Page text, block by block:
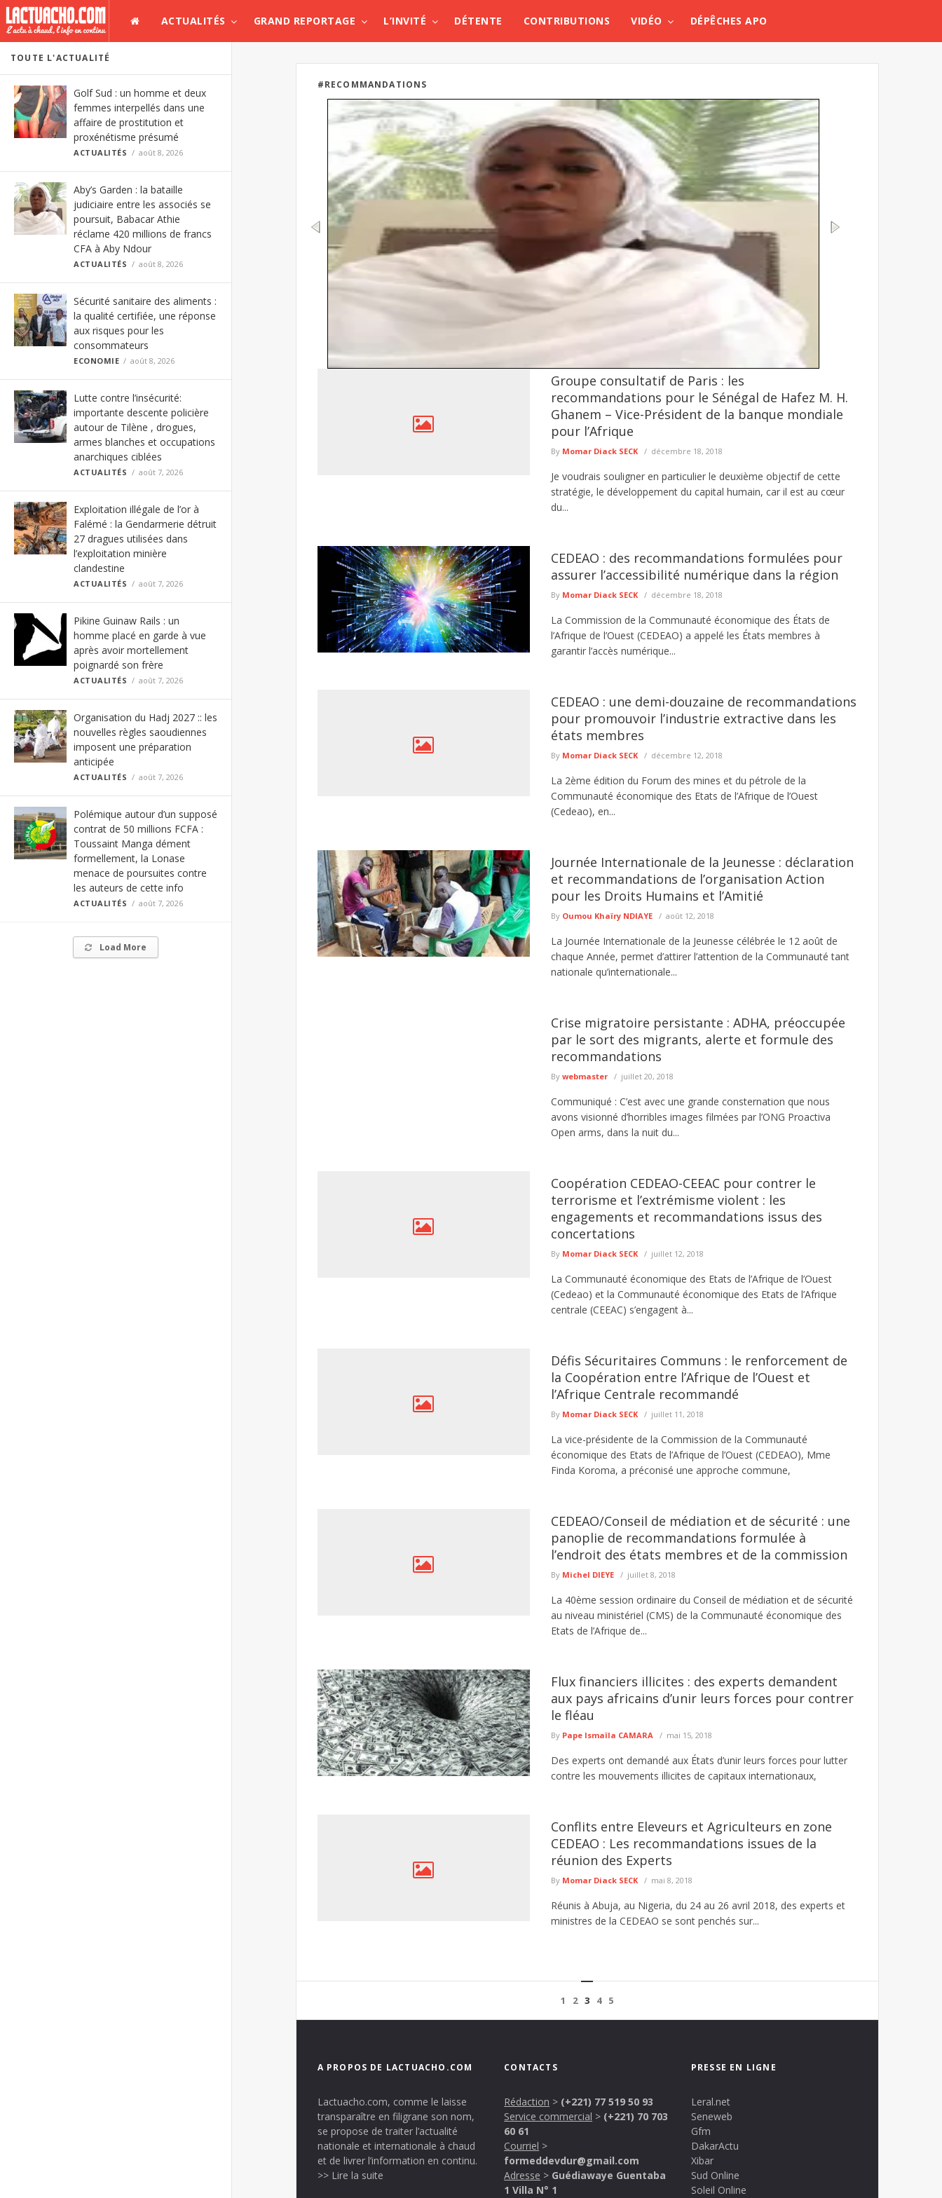
ACTUALITÉS GRAND REPORTAGE L’INVITÉ DÉTENTE CONTRIBUTIONS VIDÉO DÉPÊCHES APO
TOUTE L'ACTUALITÉ
Golf Sud : un homme et deux
femmes interpellés dans une
affaire de prostitution et
proxénétisme présumé
ACTUALITÉS août 8, 2026
Aby’s Garden : la bataille
judiciaire entre les associés se
poursuit, Babacar Athie
réclame 420 millions de francs
CFA à Aby Ndour
ACTUALITÉS août 8, 2026
Sécurité sanitaire des aliments :
la qualité certifiée, une réponse
aux risques pour les
consommateurs
ECONOMIE août 8, 2026
Lutte contre l’insécurité:
importante descente policière
autour de Tilène , drogues,
armes blanches et occupations
anarchiques ciblées
ACTUALITÉS août 7, 2026
Exploitation illégale de l’or à
Falémé : la Gendarmerie détruit
27 dragues utilisées dans
l’exploitation minière
clandestine
ACTUALITÉS août 7, 2026
Pikine Guinaw Rails : un
homme placé en garde à vue
après avoir mortellement
poignardé son frère
ACTUALITÉS août 7, 2026
Organisation du Hadj 2027 :: les
nouvelles règles saoudiennes
imposent une préparation
anticipée
ACTUALITÉS août 7, 2026
Polémique autour d’un supposé
contrat de 50 millions FCFA :
Toussaint Manga dément
formellement, la Lonase
menace de poursuites contre
les auteurs de cette info
ACTUALITÉS août 7, 2026
Load More
#RECOMMANDATIONS
Aby’s Garden : la bataille judiciaire entre les associés se poursuit, Babacar Athie réclame 420 millions
Le différend opposant Babacar Athie à la chanteuse Aby Ndour, autour de la gestion de la société Aby’s Garden, connaît ...
Groupe consultatif de Paris : les
recommandations pour le Sénégal de Hafez M. H.
Ghanem – Vice-Président de la banque mondiale
pour l’Afrique
By Momar Diack SECK décembre 18, 2018
Je voudrais souligner en particulier le deuxième objectif de cette
stratégie, le développement du capital humain, car il est au cœur
du...
CEDEAO : des recommandations formulées pour
assurer l’accessibilité numérique dans la région
By Momar Diack SECK décembre 18, 2018
La Commission de la Communauté économique des États de
l’Afrique de l’Ouest (CEDEAO) a appelé les États membres à
garantir l’accès numérique...
CEDEAO : une demi-douzaine de recommandations
pour promouvoir l’industrie extractive dans les
états membres
By Momar Diack SECK décembre 12, 2018
La 2ème édition du Forum des mines et du pétrole de la
Communauté économique des Etats de l’Afrique de l’Ouest
(Cedeao), en...
Journée Internationale de la Jeunesse : déclaration
et recommandations de l’organisation Action
pour les Droits Humains et l’Amitié
By Oumou Khaïry NDIAYE août 12, 2018
La Journée Internationale de la Jeunesse célébrée le 12 août de
chaque Année, permet d’attirer l’attention de la Communauté tant
nationale qu’internationale...
Crise migratoire persistante : ADHA, préoccupée
par le sort des migrants, alerte et formule des
recommandations
By webmaster juillet 20, 2018
Communiqué : C’est avec une grande consternation que nous
avons visionné d’horribles images filmées par l’ONG Proactiva
Open arms, dans la nuit du...
Coopération CEDEAO-CEEAC pour contrer le
terrorisme et l’extrémisme violent : les
engagements et recommandations issus des
concertations
By Momar Diack SECK juillet 12, 2018
La Communauté économique des Etats de l’Afrique de l’Ouest
(Cedeao) et la Communauté économique des Etats de l’Afrique
centrale (CEEAC) s’engagent à...
Défis Sécuritaires Communs : le renforcement de
la Coopération entre l’Afrique de l’Ouest et
l’Afrique Centrale recommandé
By Momar Diack SECK juillet 11, 2018
La vice-présidente de la Commission de la Communauté
économique des Etats de l’Afrique de l’Ouest (CEDEAO), Mme
Finda Koroma, a préconisé une approche commune,
CEDEAO/Conseil de médiation et de sécurité : une
panoplie de recommandations formulée à
l’endroit des états membres et de la commission
By Michel DIEYE juillet 8, 2018
La 40ème session ordinaire du Conseil de médiation et de sécurité
au niveau ministériel (CMS) de la Communauté économique des
Etats de l’Afrique de...
Flux financiers illicites : des experts demandent
aux pays africains d’unir leurs forces pour contrer
le fléau
By Pape Ismaïla CAMARA mai 15, 2018
Des experts ont demandé aux États d’unir leurs forces pour lutter
contre les mouvements illicites de capitaux internationaux,
Conflits entre Eleveurs et Agriculteurs en zone
CEDEAO : Les recommandations issues de la
réunion des Experts
By Momar Diack SECK mai 8, 2018
Réunis à Abuja, au Nigeria, du 24 au 26 avril 2018, des experts et
ministres de la CEDEAO se sont penchés sur...
1 2 3 4 5
A PROPOS DE LACTUACHO.COM
Lactuacho.com, comme le laisse
transparaître en filigrane son nom,
se propose de traiter l’actualité
nationale et internationale à chaud
et de livrer l’information en continu.
>> Lire la suite
CONTACTS
Rédaction > (+221) 77 519 50 93
Service commercial > (+221) 70 703
60 61
Courriel >
formeddevdur@gmail.com
Adresse > Guédiawaye Guentaba
1 Villa N° 1
PRESSE EN LIGNE
Leral.net
Seneweb
Gfm
DakarActu
Xibar
Sud Online
Soleil Online